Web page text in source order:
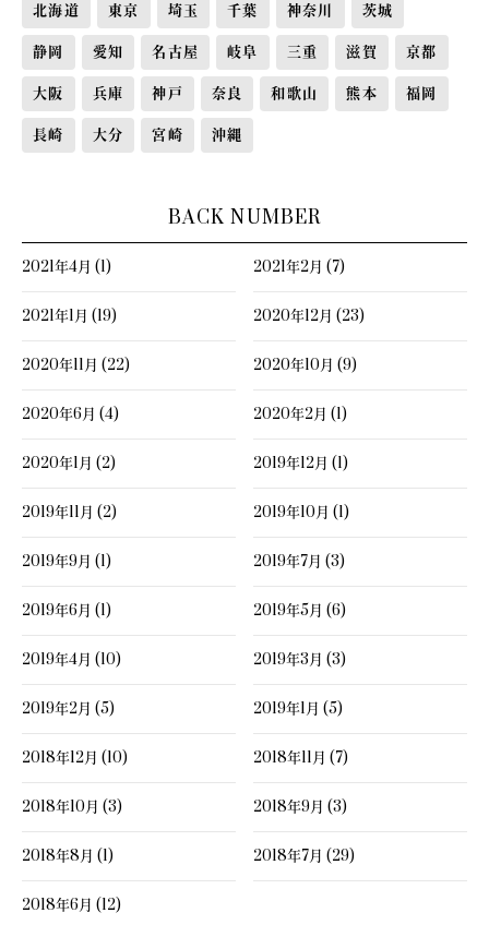
北海道 東京 埼玉 千葉 神奈川 茨城
静岡 愛知 名古屋 岐阜 三重 滋賀 京都
大阪 兵庫 神戸 奈良 和歌山 熊本 福岡
長崎 大分 宮崎 沖縄
BACK NUMBER
2021年4月 (1) 2021年2月 (7)
2021年1月 (19) 2020年12月 (23)
2020年11月 (22) 2020年10月 (9)
2020年6月 (4) 2020年2月 (1)
2020年1月 (2) 2019年12月 (1)
2019年11月 (2) 2019年10月 (1)
2019年9月 (1) 2019年7月 (3)
2019年6月 (1) 2019年5月 (6)
2019年4月 (10) 2019年3月 (3)
2019年2月 (5) 2019年1月 (5)
2018年12月 (10) 2018年11月 (7)
2018年10月 (3) 2018年9月 (3)
2018年8月 (1) 2018年7月 (29)
2018年6月 (12)